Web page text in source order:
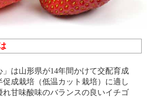
は山形県が14年間かけて交配育成
促成栽培（低温カット栽培）に適し
れ甘味酸味のバランスの良いイチゴ